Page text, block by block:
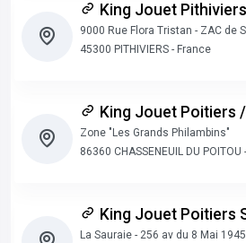
King Jouet Pithiviers
9000 Rue Flora Tristan - ZAC de
45300 PITHIVIERS - France
King Jouet Poitiers
Zone "Les Grands Philambins"
86360 CHASSENEUIL DU POITOU
King Jouet Poitiers
La Sauraie - 256 av du 8 Mai 1945